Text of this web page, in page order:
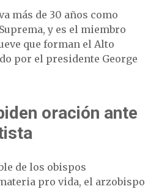
más de 30 años como
y es el miembro
que forman el Alto
por el presidente George
oración ante
de los obispos
pro vida, el arzobispo